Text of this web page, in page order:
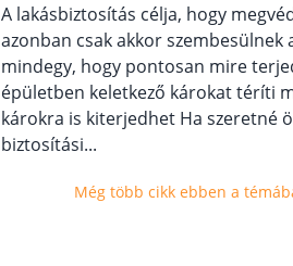
A lakásbiztosítás célja, hogy
azonban csak akkor
mindegy, hogy pontosan mire
épületben keletkező károkat téríti
károkra is kiterjedhet Ha szeretné
biztosítási...
Még több cikk ebben a